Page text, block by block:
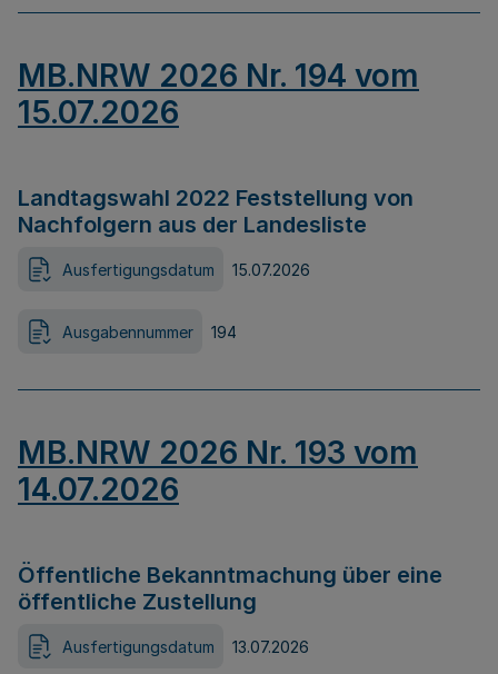
MB.NRW 2026 Nr. 194 vom
15.07.2026
Landtagswahl 2022 Feststellung von
Nachfolgern aus der Landesliste
Ausfertigungsdatum 15.07.2026
Ausgabennummer 194
MB.NRW 2026 Nr. 193 vom
14.07.2026
Öffentliche Bekanntmachung über eine
öffentliche Zustellung
Ausfertigungsdatum 13.07.2026